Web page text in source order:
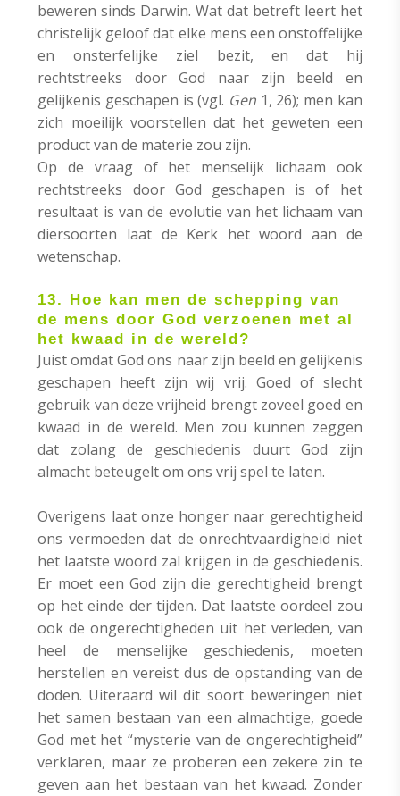
beweren sinds Darwin. Wat dat betreft leert het
christelijk geloof dat elke mens een onstoffelijke
en onsterfelijke ziel bezit, en dat hij
rechtstreeks door God naar zijn beeld en
gelijkenis geschapen is (vgl. Gen 1, 26); men kan
zich moeilijk voorstellen dat het geweten een
product van de materie zou zijn.
Op de vraag of het menselijk lichaam ook
rechtstreeks door God geschapen is of het
resultaat is van de evolutie van het lichaam van
diersoorten laat de Kerk het woord aan de
wetenschap.
13. Hoe kan men de schepping van
de mens door God verzoenen met al
het kwaad in de wereld?
Juist omdat God ons naar zijn beeld en gelijkenis
geschapen heeft zijn wij vrij. Goed of slecht
gebruik van deze vrijheid brengt zoveel goed en
kwaad in de wereld. Men zou kunnen zeggen
dat zolang de geschiedenis duurt God zijn
almacht beteugelt om ons vrij spel te laten.
Overigens laat onze honger naar gerechtigheid
ons vermoeden dat de onrechtvaardigheid niet
het laatste woord zal krijgen in de geschiedenis.
Er moet een God zijn die gerechtigheid brengt
op het einde der tijden. Dat laatste oordeel zou
ook de ongerechtigheden uit het verleden, van
heel de menselijke geschiedenis, moeten
herstellen en vereist dus de opstanding van de
doden. Uiteraard wil dit soort beweringen niet
het samen bestaan van een almachtige, goede
God met het “mysterie van de ongerechtigheid”
verklaren, maar ze proberen een zekere zin te
geven aan het bestaan van het kwaad. Zonder